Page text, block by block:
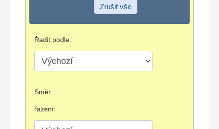
Zrušit vše
Řadit podle:
Směr
řazení: